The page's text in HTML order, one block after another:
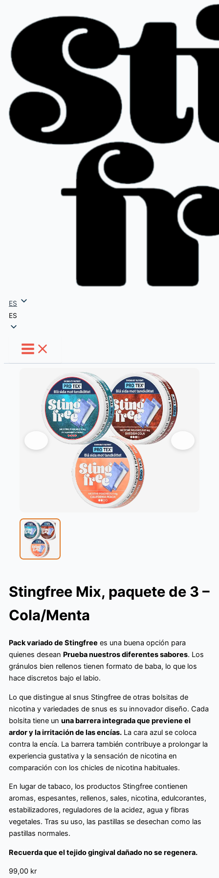
contenido
ES
ES
Stingfree Mix, paquete de 3 –
Cola/Menta
Pack variado de Stingfree es una buena opción para
quienes desean Prueba nuestros diferentes sabores. Los
gránulos bien rellenos tienen formato de baba, lo que los
hace discretos bajo el labio.
Lo que distingue al snus Stingfree de otras bolsitas de
nicotina y variedades de snus es su innovador diseño. Cada
bolsita tiene un una barrera integrada que previene el
ardor y la irritación de las encías. La cara azul se coloca
contra la encía. La barrera también contribuye a prolongar la
experiencia gustativa y la sensación de nicotina en
comparación con los chicles de nicotina habituales.
En lugar de tabaco, los productos Stingfree contienen
aromas, espesantes, rellenos, sales, nicotina, edulcorantes,
estabilizadores, reguladores de la acidez, agua y fibras
vegetales. Tras su uso, las pastillas se desechan como las
pastillas normales.
Recuerda que el tejido gingival dañado no se regenera.
99,00 kr